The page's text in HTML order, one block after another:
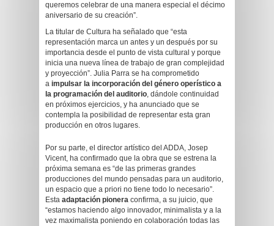
queremos celebrar de una manera especial el décimo
aniversario de su creación”.
La titular de Cultura ha señalado que “esta
representación marca un antes y un después por su
importancia desde el punto de vista cultural y porque
inicia una nueva línea de trabajo de gran complejidad
y proyección”. Julia Parra se ha comprometido
a impulsar la incorporación del género operístico a
la programación del auditorio, dándole continuidad
en próximos ejercicios, y ha anunciado que se
contempla la posibilidad de representar esta gran
producción en otros lugares.
Por su parte, el director artístico del ADDA, Josep
Vicent, ha confirmado que la obra que se estrena la
próxima semana es “de las primeras grandes
producciones del mundo pensadas para un auditorio,
un espacio que a priori no tiene todo lo necesario”.
Esta adaptación pionera confirma, a su juicio, que
“estamos haciendo algo innovador, minimalista y a la
vez maximalista poniendo en colaboración todas las